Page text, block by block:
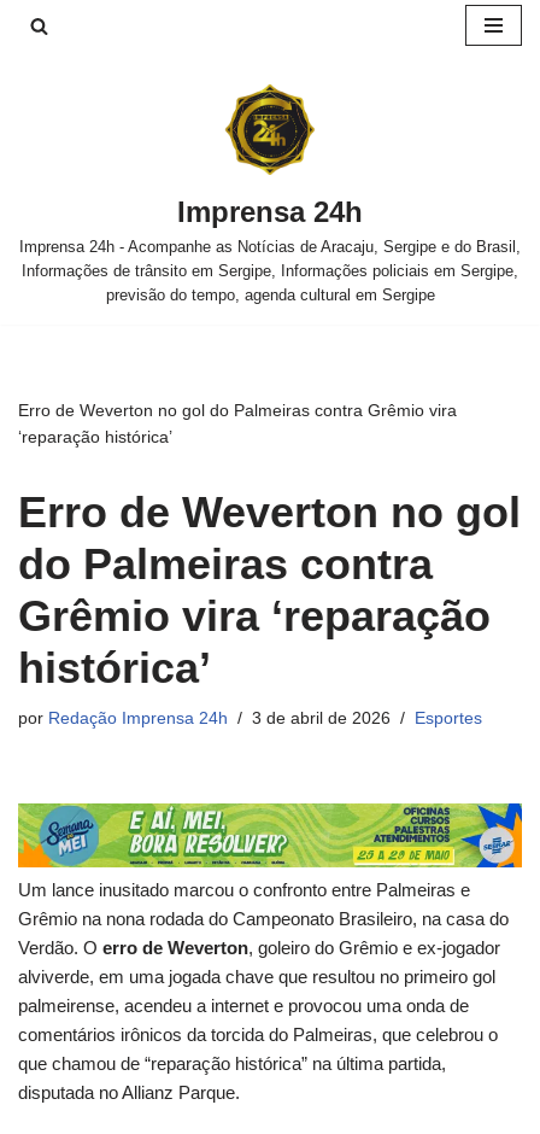
Imprensa 24h
Imprensa 24h - Acompanhe as Notícias de Aracaju, Sergipe e do Brasil,
Informações de trânsito em Sergipe, Informações policiais em Sergipe,
previsão do tempo, agenda cultural em Sergipe
Erro de Weverton no gol do Palmeiras contra Grêmio vira
‘reparação histórica’
Erro de Weverton no gol
do Palmeiras contra
Grêmio vira ‘reparação
histórica’
por Redação Imprensa 24h 3 de abril de 2026 Esportes
Um lance inusitado marcou o confronto entre Palmeiras e
Grêmio na nona rodada do Campeonato Brasileiro, na casa do
Verdão. O erro de Weverton, goleiro do Grêmio e ex-jogador
alviverde, em uma jogada chave que resultou no primeiro gol
palmeirense, acendeu a internet e provocou uma onda de
comentários irônicos da torcida do Palmeiras, que celebrou o
que chamou de “reparação histórica” na última partida,
disputada no Allianz Parque.